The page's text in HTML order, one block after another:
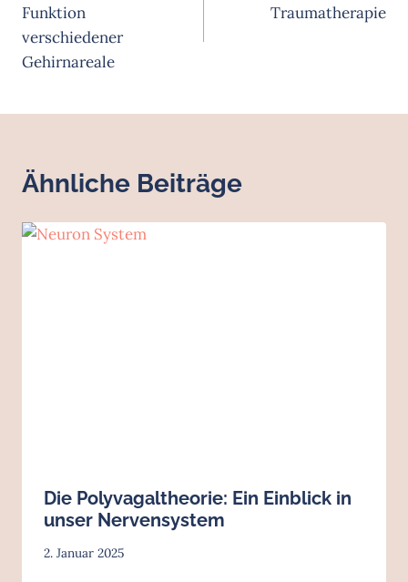
Funktion
verschiedener
Gehirnareale
Traumatherapie
Ähnliche Beiträge
Die Polyvagaltheorie: Ein Einblick in
unser Nervensystem
2. Januar 2025